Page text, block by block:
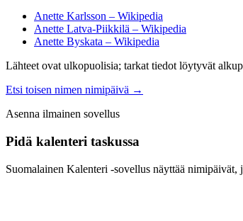
Anette Karlsson – Wikipedia
Anette Latva-Piikkilä – Wikipedia
Anette Byskata – Wikipedia
Lähteet ovat ulkopuolisia; tarkat tiedot löytyvät
Etsi toisen nimen nimipäivä →
Asenna ilmainen sovellus
Pidä kalenteri taskussa
Suomalainen Kalenteri ‑sovellus näyttää